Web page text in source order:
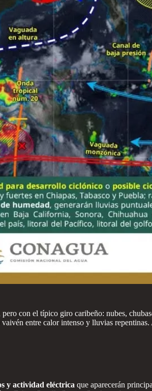
con el típico giro caribeño: nubes,
entre calor intenso y lluvias
y actividad eléctrica que aparecerán